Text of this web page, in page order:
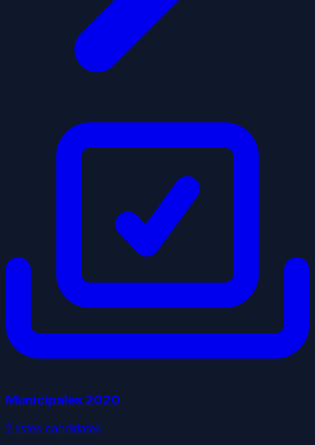
Municipales 2020
2 listes candidates